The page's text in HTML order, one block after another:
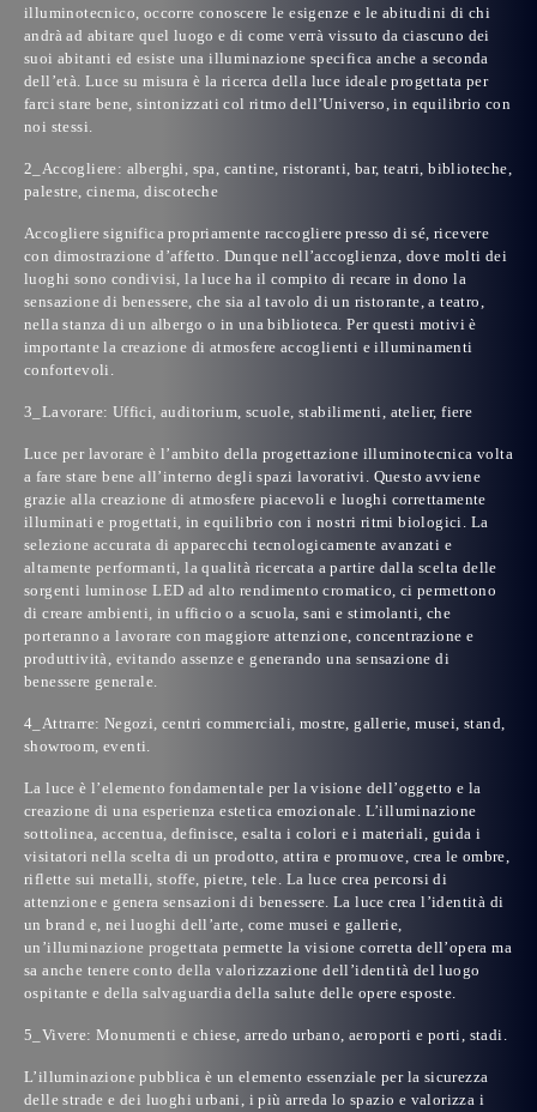
illuminotecnico, occorre conoscere le esigenze e le abitudini di chi
andrà ad abitare quel luogo e di come verrà vissuto da ciascuno dei
suoi abitanti ed esiste una illuminazione specifica anche a seconda
dell’età. Luce su misura è la ricerca della luce ideale progettata per
farci stare bene, sintonizzati col ritmo dell’Universo, in equilibrio con
noi stessi.
2_Accogliere: alberghi, spa, cantine, ristoranti, bar, teatri, biblioteche,
palestre, cinema, discoteche
Accogliere significa propriamente raccogliere presso di sé, ricevere
con dimostrazione d’affetto. Dunque nell’accoglienza, dove molti dei
luoghi sono condivisi, la luce ha il compito di recare in dono la
sensazione di benessere, che sia al tavolo di un ristorante, a teatro,
nella stanza di un albergo o in una biblioteca. Per questi motivi è
importante la creazione di atmosfere accoglienti e illuminamenti
confortevoli.
3_Lavorare: Uffici, auditorium, scuole, stabilimenti, atelier, fiere
Luce per lavorare è l’ambito della progettazione illuminotecnica volta
a fare stare bene all’interno degli spazi lavorativi. Questo avviene
grazie alla creazione di atmosfere piacevoli e luoghi correttamente
illuminati e progettati, in equilibrio con i nostri ritmi biologici. La
selezione accurata di apparecchi tecnologicamente avanzati e
altamente performanti, la qualità ricercata a partire dalla scelta delle
sorgenti luminose LED ad alto rendimento cromatico, ci permettono
di creare ambienti, in ufficio o a scuola, sani e stimolanti, che
porteranno a lavorare con maggiore attenzione, concentrazione e
produttività, evitando assenze e generando una sensazione di
benessere generale.
4_Attrarre: Negozi, centri commerciali, mostre, gallerie, musei, stand,
showroom, eventi.
La luce è l’elemento fondamentale per la visione dell’oggetto e la
creazione di una esperienza estetica emozionale. L’illuminazione
sottolinea, accentua, definisce, esalta i colori e i materiali, guida i
visitatori nella scelta di un prodotto, attira e promuove, crea le ombre,
riflette sui metalli, stoffe, pietre, tele. La luce crea percorsi di
attenzione e genera sensazioni di benessere. La luce crea l’identità di
un brand e, nei luoghi dell’arte, come musei e gallerie,
un’illuminazione progettata permette la visione corretta dell’opera ma
sa anche tenere conto della valorizzazione dell’identità del luogo
ospitante e della salvaguardia della salute delle opere esposte.
5_Vivere: Monumenti e chiese, arredo urbano, aeroporti e porti, stadi.
L’illuminazione pubblica è un elemento essenziale per la sicurezza
delle strade e dei luoghi urbani, i più arreda lo spazio e valorizza i